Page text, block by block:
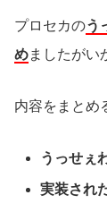
プロセカのう
めましたがい
内容をまとめ
うっせぇ
実装され